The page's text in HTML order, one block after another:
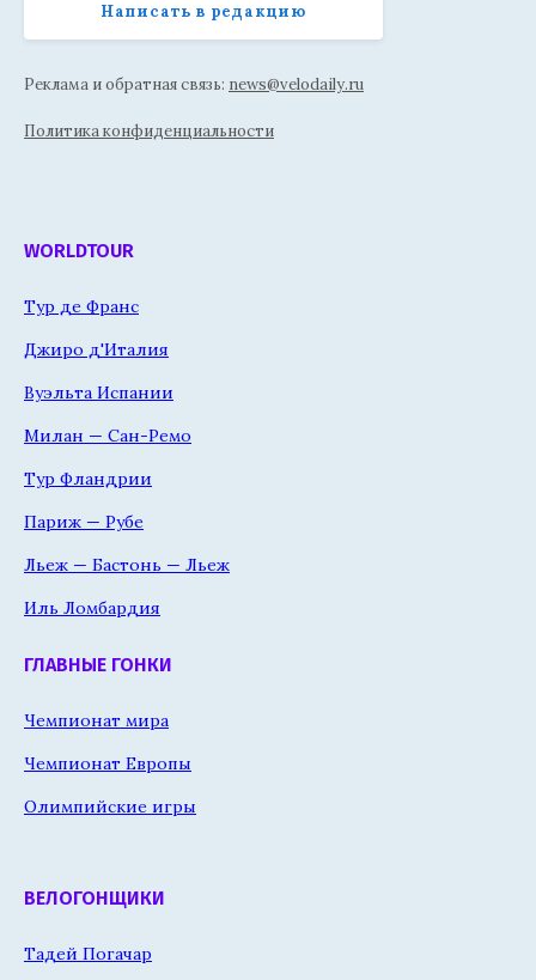
Написать в редакцию
Реклама и обратная связь: news@velodaily.ru
Политика конфиденциальности
WORLDTOUR
Тур де Франс
Джиро д'Италия
Вуэльта Испании
Милан — Сан-Ремо
Тур Фландрии
Париж — Рубе
Льеж — Бастонь — Льеж
Иль Ломбардия
ГЛАВНЫЕ ГОНКИ
Чемпионат мира
Чемпионат Европы
Олимпийские игры
ВЕЛОГОНЩИКИ
Тадей Погачар